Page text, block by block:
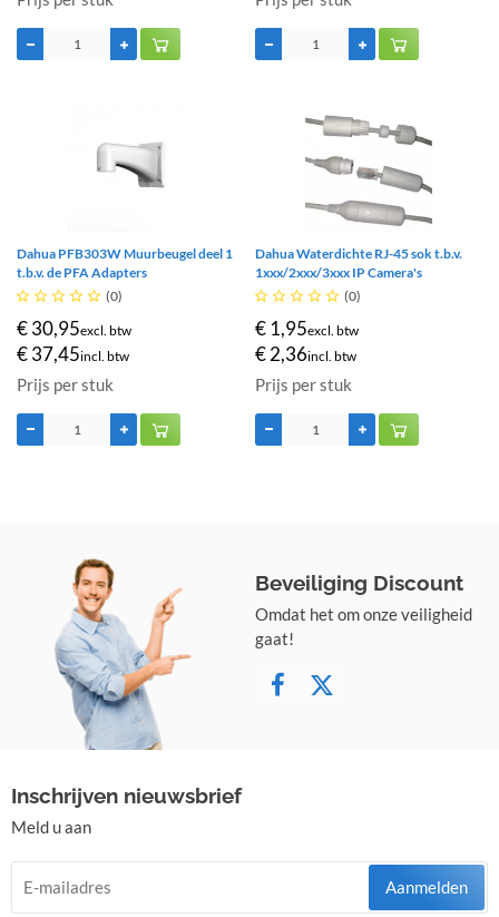
Dahua PFB303W Muurbeugel deel 1
t.b.v. de PFA Adapters
     (0)
€ 30,95excl. btw
€ 37,45incl. btw
Prijs per stuk
Dahua Waterdichte RJ-45 sok t.b.v.
1xxx/2xxx/3xxx IP Camera's
     (0)
€ 1,95excl. btw
€ 2,36incl. btw
Prijs per stuk
Beveiliging Discount
Omdat het om onze veiligheid
gaat!
Inschrijven nieuwsbrief
Meld u aan
Aanmelden